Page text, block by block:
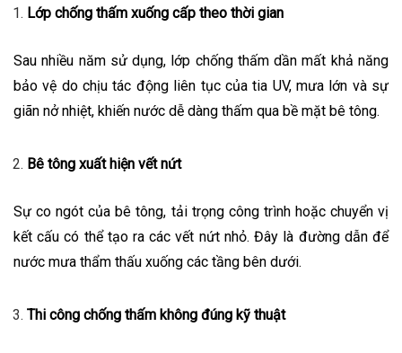
Lớp chống thấm xuống cấp theo thời gian
Sau nhiều năm sử dụng, lớp chống thấm dần mất khả năng
bảo vệ do chịu tác động liên tục của tia UV, mưa lớn và sự
giãn nở nhiệt, khiến nước dễ dàng thấm qua bề mặt bê tông.
Bê tông xuất hiện vết nứt
Sự co ngót của bê tông, tải trọng công trình hoặc chuyển vị
kết cấu có thể tạo ra các vết nứt nhỏ. Đây là đường dẫn để
nước mưa thẩm thấu xuống các tầng bên dưới.
Thi công chống thấm không đúng kỹ thuật